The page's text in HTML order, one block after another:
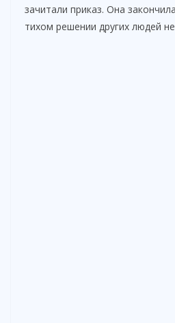
зачитали приказ. Она
тихом решении других людей